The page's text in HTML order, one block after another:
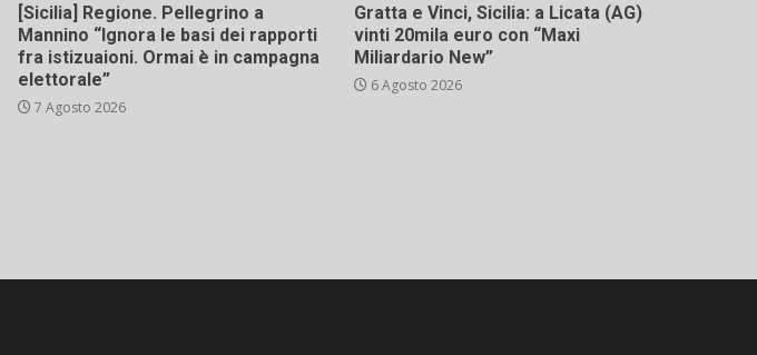
[Sicilia] Regione. Pellegrino a
Mannino “Ignora le basi dei rapporti
fra istizuaioni. Ormai è in campagna
elettorale”
7 Agosto 2026
Gratta e Vinci, Sicilia: a Licata (AG)
vinti 20mila euro con “Maxi
Miliardario New”
6 Agosto 2026